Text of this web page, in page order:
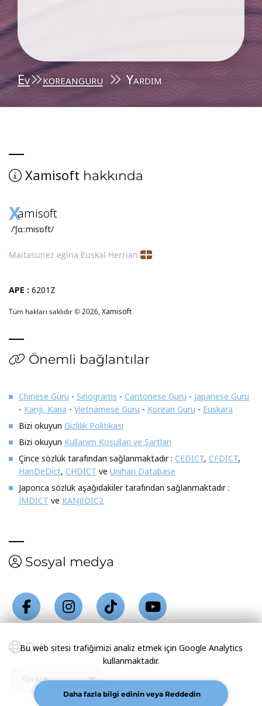
Ev koreanguru Yardım
Xamisoft hakkında
Xamisoft
/ˈʃɑːmisɒft/
Maitasunez egina Euskal Herrian
APE : 6201Z
Tüm hakları saklıdır © 2026,Xamisoft
Önemli bağlantılar
Chinese Guru - Sinograms - Cantonese Guru - Japanese Guru
- Kanji, Kana - Vietnamese Guru - Korean Guru - Euskara
Bizi okuyun Gizlilik Politikası
Bizi okuyun Kullanım Koşulları ve Şartları
Çince sözlük tarafından sağlanmaktadır : CEDICT, CFDICT,
HanDeDict, CHDICT ve Unihan Database
Japonca sözlük aşağıdakiler tarafından sağlanmaktadır :
JMDICT ve KANJIDIC2
Sosyal medya
Dil
Bu web sitesi trafiğimizi analiz etmek için Google Analytics
kullanmaktadır.
Daha fazla bilgi edinin veya Reddedin